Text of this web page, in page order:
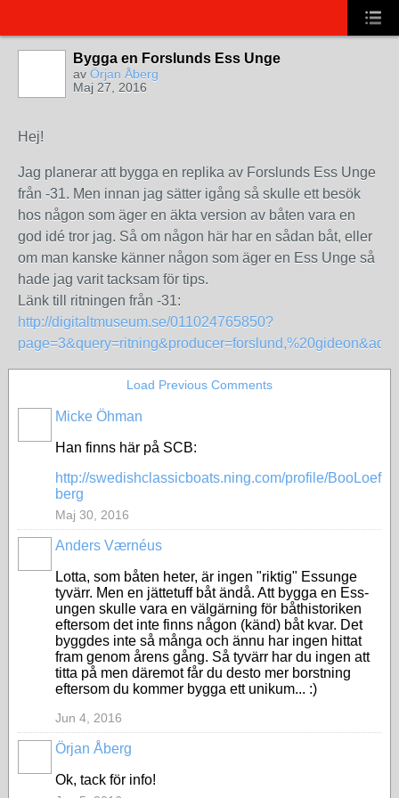
Bygga en Forslunds Ess Unge
av Örjan Åberg
Maj 27, 2016
Hej!
Jag planerar att bygga en replika av Forslunds Ess Unge
från -31. Men innan jag sätter igång så skulle ett besök
hos någon som äger en äkta version av båten vara en
god idé tror jag. Så om någon här har en sådan båt, eller
om man kanske känner någon som äger en Ess Unge så
hade jag varit tacksam för tips.
Länk till ritningen från -31:
http://digitaltmuseum.se/011024765850?
Load Previous Comments
Micke Öhman
Han finns här på SCB:
http://swedishclassicboats.ning.com/profile/BooLoef
berg
Maj 30, 2016
Anders Værnéus
Lotta, som båten heter, är ingen "riktig" Essunge
tyvärr. Men en jättetuff båt ändå. Att bygga en Ess-
ungen skulle vara en välgärning för båthistoriken
eftersom det inte finns någon (känd) båt kvar. Det
byggdes inte så många och ännu har ingen hittat
fram genom årens gång. Så tyvärr har du ingen att
titta på men däremot får du desto mer borstning
eftersom du kommer bygga ett unikum... :)
Jun 4, 2016
Örjan Åberg
Ok, tack för info!